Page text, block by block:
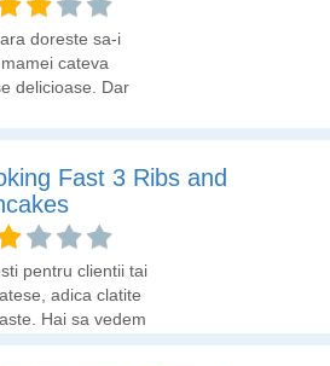
doreste sa-i
cateva
delicioase. Dar
sa isi
succesiunea
cum se
sa puna aluatul
in cupele de hartie
mai importanta
Fast 3 Ribs and
pentru clientii tai
adica clatite
Hai sa vedem
vei multumi